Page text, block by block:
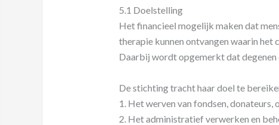
5.1 Doelstelling
Het financieel mogelijk maken dat
therapie kunnen ontvangen waarin
Daarbij wordt opgemerkt dat degenen
De stichting tracht haar doel te
1. Het werven van fondsen, donateurs,
2. Het administratief verwerken en